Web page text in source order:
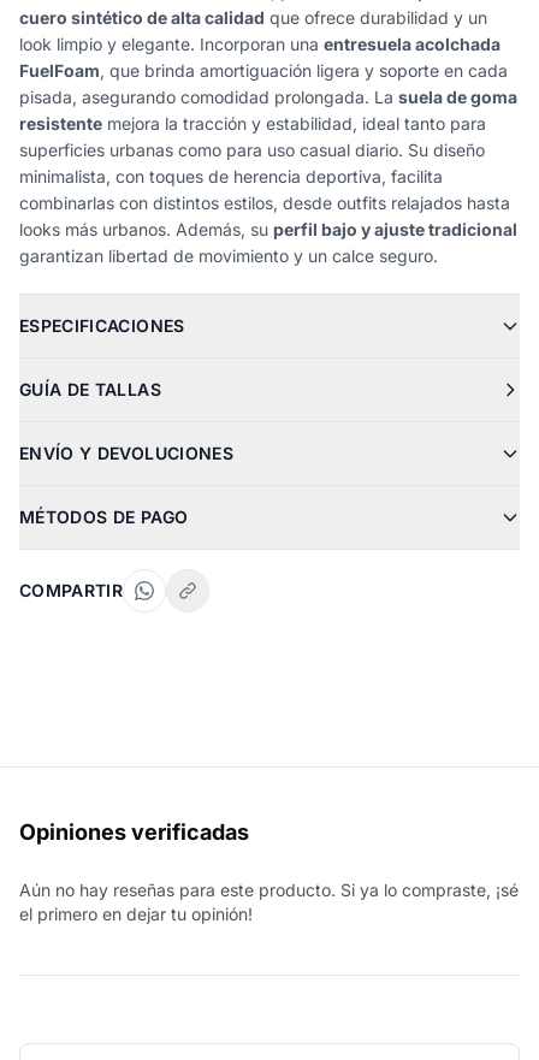
cuero sintético de alta calidad que ofrece durabilidad y un
look limpio y elegante. Incorporan una entresuela acolchada
FuelFoam, que brinda amortiguación ligera y soporte en cada
pisada, asegurando comodidad prolongada. La suela de goma
resistente mejora la tracción y estabilidad, ideal tanto para
superficies urbanas como para uso casual diario. Su diseño
minimalista, con toques de herencia deportiva, facilita
combinarlas con distintos estilos, desde outfits relajados hasta
looks más urbanos. Además, su perfil bajo y ajuste tradicional
garantizan libertad de movimiento y un calce seguro.
ESPECIFICACIONES
GUÍA DE TALLAS
ENVÍO Y DEVOLUCIONES
MÉTODOS DE PAGO
COMPARTIR
Opiniones verificadas
Aún no hay reseñas para este producto. Si ya lo compraste, ¡sé
el primero en dejar tu opinión!